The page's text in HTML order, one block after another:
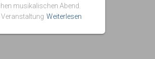
musikalischen Abend.
Weiterlesen